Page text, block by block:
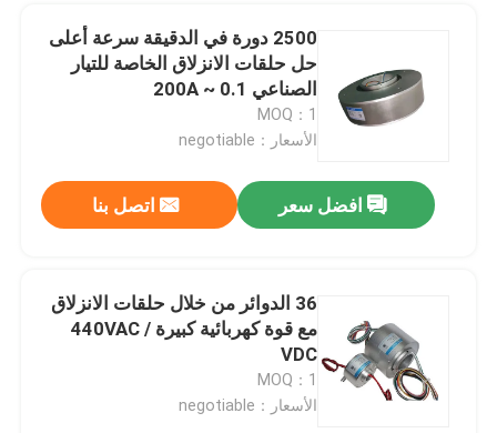
2500 دورة في الدقيقة سرعة أعلى
حل حلقات الانزلاق الخاصة للتيار
الصناعي 0.1 ~ 200A
MOQ：1
الأسعار：negotiable
افضل سعر اتصل بنا
36 الدوائر من خلال حلقات الانزلاق
مع قوة كهربائية كبيرة 440VAC /
VDC
MOQ：1
الأسعار：negotiable